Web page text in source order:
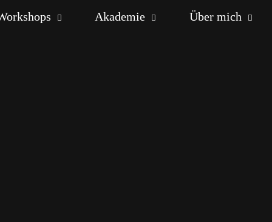
Akademie Über mich